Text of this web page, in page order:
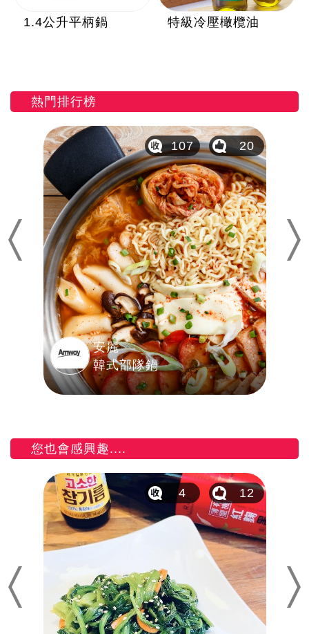
1.4公升平柄鍋 特級冷壓橄欖油
熱門排行榜
Previous
安麗
韓式部隊鍋
107 20
Next
您也會感興趣....
Previous
4 12
Next